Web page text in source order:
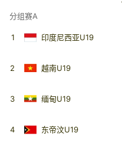
分组赛A
1 印度尼西亚U19
2 越南U19
3 缅甸U19
4 东帝汶U19